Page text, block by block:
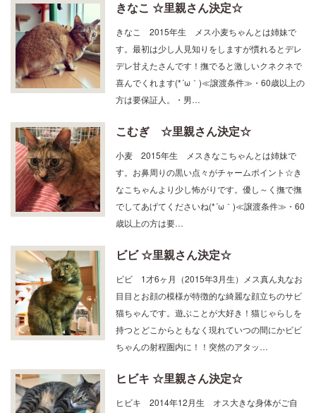
きなこ ☆里親さん決定☆
きなこ 2015年生 メス小麦ちゃんとは姉妹で
す。最初は少し人見知りをしますが慣れるとデレ
デレ甘えたさんです！撫でると激しいクネクネで
喜んでくれます(*´ω｀)≪譲渡条件≫・60歳以上の
方は要保証人。・男…
こむぎ ☆里親さん決定☆
小麦 2015年生 メスきなこちゃんとは姉妹で
す。お鼻周りの黒い点々がチャームポイント☆き
なこちゃんより少し怖がりです。優し～く撫で撫
でしてあげてくださいね(*´ω｀)≪譲渡条件≫・60
歳以上の方は要…
ビビ ☆里親さん決定☆
ビビ 1才6ヶ月（2015年3月生）メス真ん丸なお
目目とお顔の模様が特徴的な綺麗な顔立ちのサビ
猫ちゃんです。遊ぶことが大好き！猫じゃらしを
持つとどこからともなく現れていつの間にかビビ
ちゃんの射程圏内に！！突然のアタッ…
ヒビキ ☆里親さん決定☆
ヒビキ 2014年12月生 オス大きな身体がご自